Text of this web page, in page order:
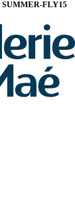
SUMMER-FLY15